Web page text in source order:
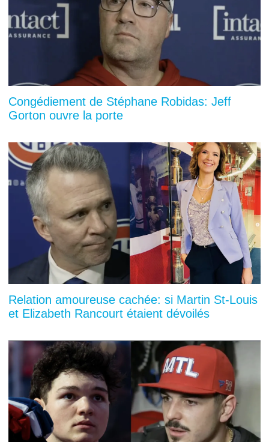
Congédiement de Stéphane Robidas: Jeff
Gorton ouvre la porte
Relation amoureuse cachée: si Martin St-Louis
et Elizabeth Rancourt étaient dévoilés